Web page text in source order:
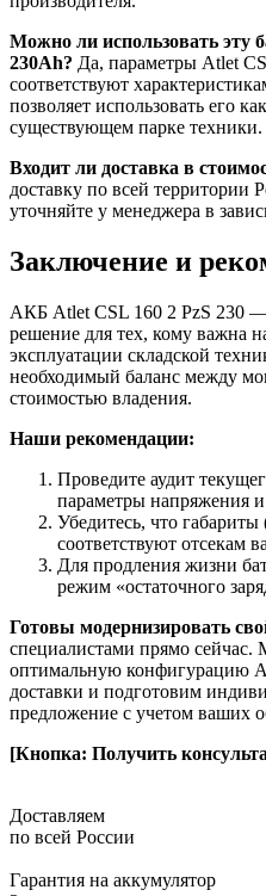
Можно ли использовать эту
230Ah? Да, параметры Atlet
соответствуют
позволяет использовать его
существующем парке техники.
Входит ли доставка в
доставку по всей территории
уточняйте у менеджера в
Заключение и
АКБ Atlet CSL 160 2 PzS 230
решение для тех, кому важна
эксплуатации складской
необходимый баланс между
стоимостью владения.
Наши рекомендации:
Проведите аудит
параметры напряжения и
Убедитесь, что
соответствуют отсекам
Для продления жизни
режим «остаточного
Готовы модернизировать
специалистами прямо
оптимальную конфигурацию
доставки и подготовим
предложение с учетом ваших
[Кнопка: Получить
Доставляем
по всей России
Гарантия на аккумулятор